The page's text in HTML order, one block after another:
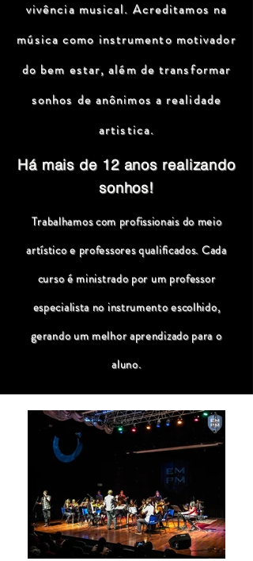
vivência musical. Acreditamos na
música como instrumento motivador
do bem estar, além de transformar
sonhos de anônimos a realidade
artistica.
Há mais de 12 anos realizando
sonhos!
Trabalhamos com profissionais do meio
artístico e professores qualificados. Cada
curso é ministrado por um professor
especialista no instrumento escolhido,
gerando um melhor aprendizado para o
aluno.